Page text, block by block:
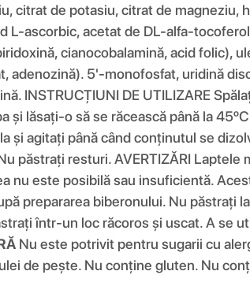
citrat de potasiu, citrat de
L-ascorbic, acetat de DL-alfa-
cianocobalamină, acid folic),
adenozină). 5'-monofosfat, uridină
INSTRUCȚIUNI DE UTILIZARE
lăsați-o să se răcească până la
și agitați până când conținutul se
păstrați resturi. AVERTIZĂRI
nu este posibilă sau insuficientă.
prepararea biberonului. Nu
într-un loc răcoros și uscat. A se
Nu este potrivit pentru sugarii cu
de pește. Nu conține gluten. Nu